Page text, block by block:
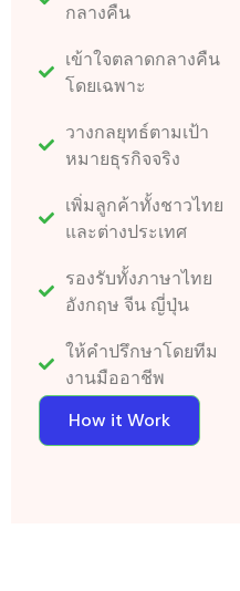
กลางคืน
เข้าใจตลาดกลางคืน
โดยเฉพาะ
วางกลยุทธ์ตามเป้า
หมายธุรกิจจริง
เพิ่มลูกค้าทั้งชาวไทย
และต่างประเทศ
รองรับทั้งภาษาไทย
อังกฤษ จีน ญี่ปุ่น
ให้คำปรึกษาโดยทีม
งานมืออาชีพ
How it Work